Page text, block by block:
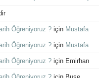
Öğreniyoruz ?için Mustafa
Öğreniyoruz ?için Mustafa
Öğreniyoruz ?için Emirhan